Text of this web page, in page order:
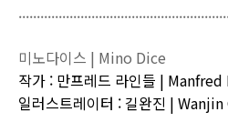
미노다이스 | Mino Dice
작가 : 만프레드 라인들 |
일러스트레이터 : 길완진 |